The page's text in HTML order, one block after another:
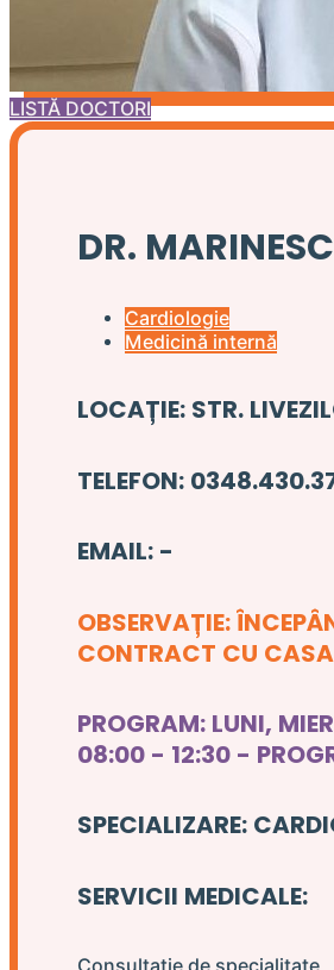
LISTĂ DOCTORI
DR.
Cardiologie
Medicină internă
LOCAȚIE: STR.
TELEFON:
EMAIL: -
OBSERVAȚIE:
CONTRACT CU CASA
PROGRAM: LUNI,
08:00 - 12:30 -
SPECIALIZARE:
SERVICII MEDICALE: